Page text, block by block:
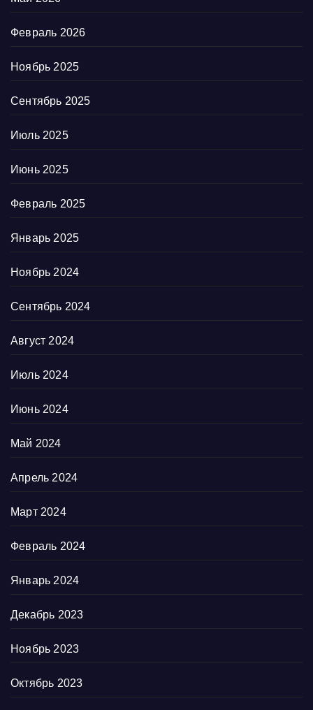
Февраль 2026
Ноябрь 2025
Сентябрь 2025
Июль 2025
Июнь 2025
Февраль 2025
Январь 2025
Ноябрь 2024
Сентябрь 2024
Август 2024
Июль 2024
Июнь 2024
Май 2024
Апрель 2024
Март 2024
Февраль 2024
Январь 2024
Декабрь 2023
Ноябрь 2023
Октябрь 2023